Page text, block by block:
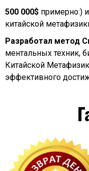
500 000$ примерно:)
китайской
Разработал метод
ментальных техник,
Китайской
эффективного